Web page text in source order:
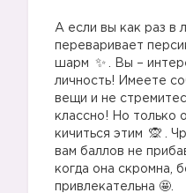
А если вы как раз в
переваривает
шарм
. Вы –
личность! Имеете
вещи и не
классно! Но только
кичиться этим
.
вам баллов не
когда она скромна,
привлекательна 🤩.